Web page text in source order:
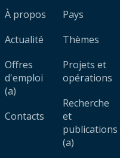
À propos
Actualité
Offres
d'emploi
(a)
Contacts
Pays
Thèmes
Projets et
opérations
Recherche
et
publications
(a)